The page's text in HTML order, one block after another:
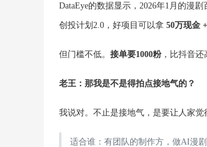
DataEye的数据显示，2026年1月的漫
创投计划2.0，好项目可以拿 50万现金
但门槛不低。 接单要1000粉，比抖音还
老王：那我是不是得拍点接地气的？
我说对。不止是接地气，是要让人家觉
适合谁：有团队的制作方，做AI漫